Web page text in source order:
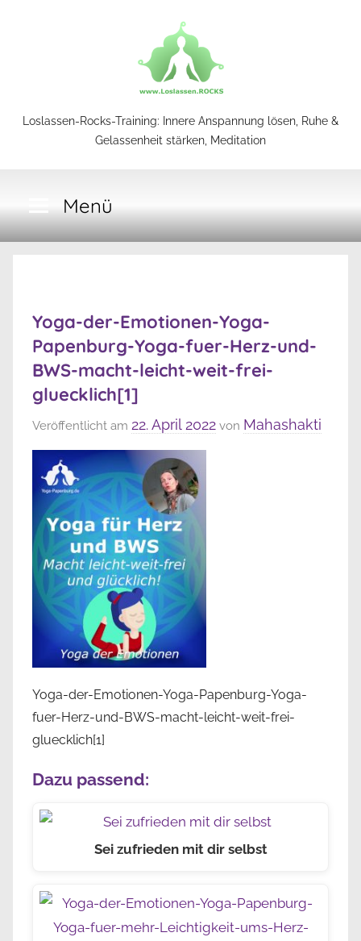
Loslassen-
Training
Loslassen-Rocks-Training: Innere Anspannung lösen, Ruhe &
Gelassenheit stärken, Meditation
Menü
Yoga-der-Emotionen-Yoga-
Papenburg-Yoga-fuer-Herz-und-
BWS-macht-leicht-weit-frei-
gluecklich[1]
Veröffentlicht am 22. April 2022 von Mahashakti
Yoga-der-Emotionen-Yoga-Papenburg-Yoga-
fuer-Herz-und-BWS-macht-leicht-weit-frei-
gluecklich[1]
Dazu passend:
Sei zufrieden mit dir selbst